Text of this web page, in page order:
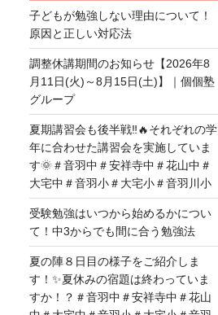
子どもが勉強しない理由について！
原因と正しい対応法
調整休講期間のお知らせ【2026年8
月11日(火)～8月15日(土)】｜個個塾
グループ
夏期講習会も後半戦‼🔥それぞれの学
年に合わせた講習会を実施していま
す🌞＃音羽中＃安祥寺中＃花山中＃
大宅中＃音羽小＃大宅小＃音羽川小
受験勉強はいつから始めるかについ
て！中3からでも間に合う勉強法
夏の陣８日目の様子をご紹介しま
す！✨夏休みの宿題は終わっていま
すか！？＃音羽中＃安祥寺中＃花山